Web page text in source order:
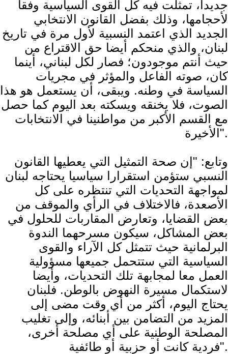
جديدا، تمثلت فيه كل القوى السياسية وفقا
لأحجامها، وذلك بفضل القانون الانتخابي
الجديد الذي اعتمد النسبية لأول مرة في تاريخ
لبنان، والذي منحكم أيضا حق الاقتراع من
حيث أنتم موجودون؛ فصار لكل لبناني، أينما
كان، صوته الفاعل والمؤثر في مجريات
السياسة في وطنه. ويبقى، أن يستعمل هو هذا
الصوت، فلا يخنقه ويسكته بعد اليوم كما حصل
مع القسم الأكبر من مواطنينا في الانتخابات
الأخيرة".
وتابع: "إن صحة التمثيل التي يعطيها القانون
النسبي ستؤمن استقرارا سياسيا يحتاجه لبنان
لمواجهة التحديات التي تنتظره على كل
الأصعدة، فالاختلاف في الرأي والموقف من
بعض القضايا، وتعارض المقاربات للحلول في
بعض المشاكل، سيكون مسرحهما الندوة
البرلمانية حيث تتمثل كل الآراء والقوى
السياسية التي ستتحمل جميعها مسؤولية
العمل معا لمجابهة تلك التحديات، وأيضا
لاستكمال مسيرة النهوض بالوطن. فلبنان
يحتاج اليوم، أكثر من أي وقت مضى إلى
المزيد من التضامن بين أبنائه، وإلى تغليب
المصلحة الوطنية على أي مصلحة أخرى،
فردية كانت أو حزبية أو طائفية".